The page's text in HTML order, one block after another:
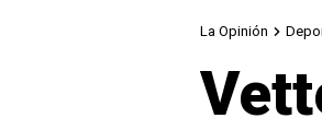
La Opinión